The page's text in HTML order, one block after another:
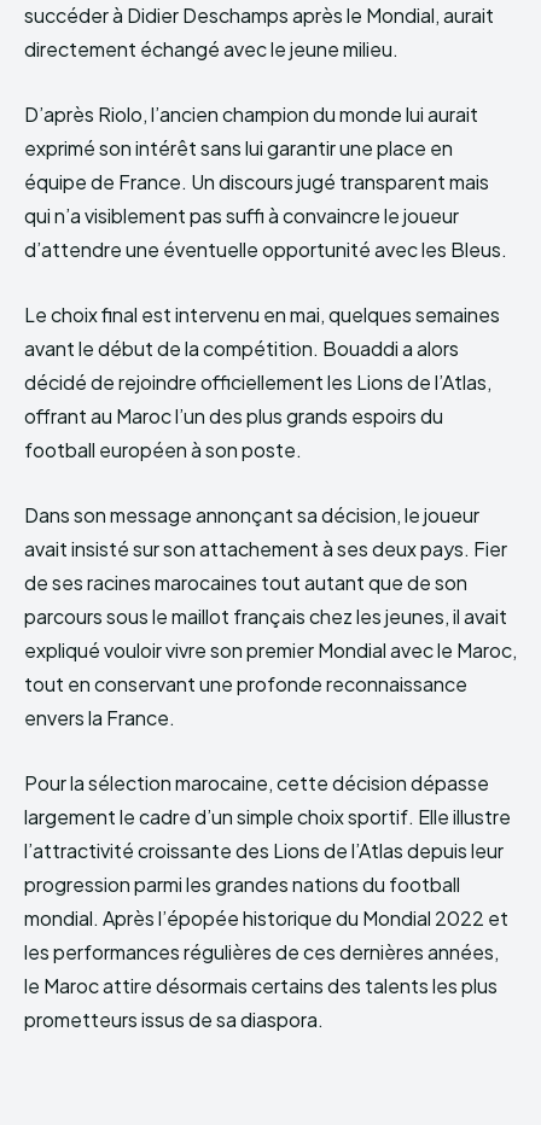
succéder à Didier Deschamps après le Mondial, aurait
directement échangé avec le jeune milieu.
D’après Riolo, l’ancien champion du monde lui aurait
exprimé son intérêt sans lui garantir une place en
équipe de France. Un discours jugé transparent mais
qui n’a visiblement pas suffi à convaincre le joueur
d’attendre une éventuelle opportunité avec les Bleus.
Le choix final est intervenu en mai, quelques semaines
avant le début de la compétition. Bouaddi a alors
décidé de rejoindre officiellement les Lions de l’Atlas,
offrant au Maroc l’un des plus grands espoirs du
football européen à son poste.
Dans son message annonçant sa décision, le joueur
avait insisté sur son attachement à ses deux pays. Fier
de ses racines marocaines tout autant que de son
parcours sous le maillot français chez les jeunes, il avait
expliqué vouloir vivre son premier Mondial avec le Maroc,
tout en conservant une profonde reconnaissance
envers la France.
Pour la sélection marocaine, cette décision dépasse
largement le cadre d’un simple choix sportif. Elle illustre
l’attractivité croissante des Lions de l’Atlas depuis leur
progression parmi les grandes nations du football
mondial. Après l’épopée historique du Mondial 2022 et
les performances régulières de ces dernières années,
le Maroc attire désormais certains des talents les plus
prometteurs issus de sa diaspora.